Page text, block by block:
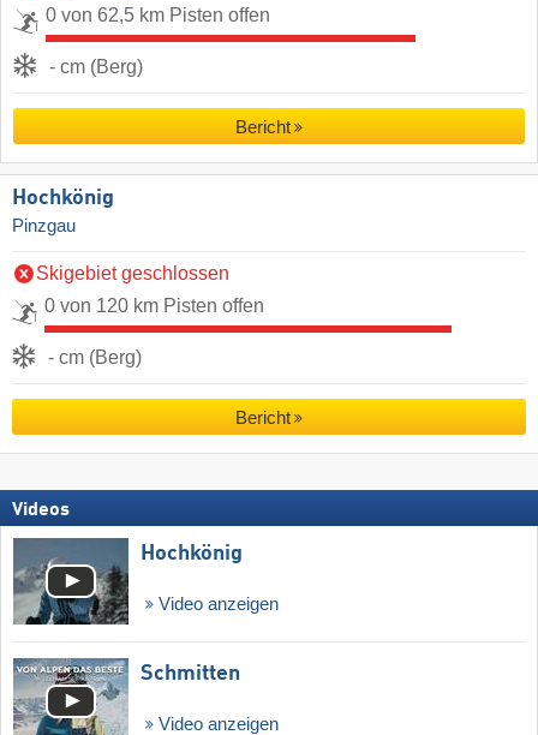
0 von 62,5 km Pisten offen
- cm (Berg)
Bericht
Hochkönig
Pinzgau
Skigebiet geschlossen
0 von 120 km Pisten offen
- cm (Berg)
Bericht
Videos
Hochkönig
Video anzeigen
Schmitten
Video anzeigen